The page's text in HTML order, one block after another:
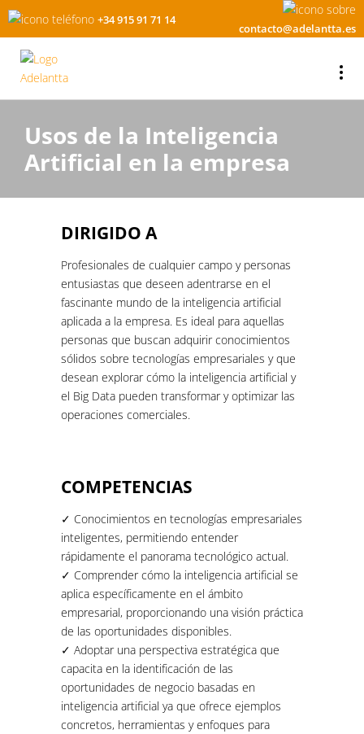
+34 915 91 71 14
contacto@adelantta.es
Usos de la Inteligencia
Artificial en la empresa
DIRIGIDO A
Profesionales de cualquier campo y personas
entusiastas que deseen adentrarse en el
fascinante mundo de la inteligencia artificial
aplicada a la empresa. Es ideal para aquellas
personas que buscan adquirir conocimientos
sólidos sobre tecnologías empresariales y que
desean explorar cómo la inteligencia artificial y
el Big Data pueden transformar y optimizar las
operaciones comerciales.
COMPETENCIAS
✓ Conocimientos en tecnologías empresariales
inteligentes, permitiendo entender
rápidamente el panorama tecnológico actual.
✓ Comprender cómo la inteligencia artificial se
aplica específicamente en el ámbito
empresarial, proporcionando una visión práctica
de las oportunidades disponibles.
✓ Adoptar una perspectiva estratégica que
capacita en la identificación de las
oportunidades de negocio basadas en
inteligencia artificial ya que ofrece ejemplos
concretos, herramientas y enfoques para